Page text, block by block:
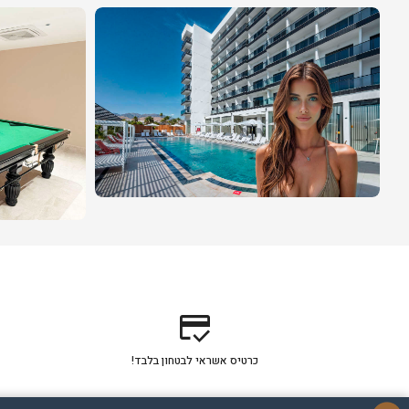
credit_score
כרטיס אשראי לבטחון בלבד!